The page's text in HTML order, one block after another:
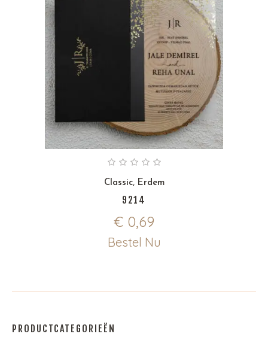
Classic, Erdem
9214
€ 0,69
Bestel Nu
PRODUCTCATEGORIEËN